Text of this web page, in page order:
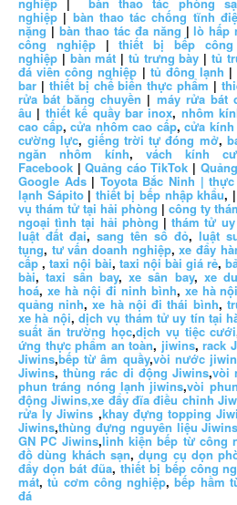
nghiệp | bàn thao tác chống tĩnh
nặng| bàn thao tác đa năng|lò hấp
công nghiệp|thiết bị bếp công
nghiệp |bàn mát | tủ trưng bày | tủ
đá viên công nghiệp | tủ đông lạnh |
bar | thiết bị chế biến thực phẩm |
rửa bát băng chuyền | máy rửa bát
âu | thiết kế quầy bar inox, nhôm
cao cấp, cửa nhôm cao cấp, cửa
cường lực, giếng trời tự đóng mở,
ngăn nhôm kính, vách kính
Facebook |Quảng cáo TikTok |
Google Ads| Toyota Bắc Ninh |
lạnh Sápito |thiết bị bếp nhập khẩu,
vụ thám tử tại hải phòng | công ty
ngoại tình tại hải phòng |thám tử
luật đất đai, sang tên sổ đỏ, luật
tụng, tư vấn doanh nghiệp,xe đẩy
cấp, taxi nội bài, taxi nội bài giá rẻ,
bài,taxi sân bay,xe sân bay,xe
hoá, xe hà nội đi ninh bình, xe hà
quảng ninh,xe hà nội đi thái bình,
xe hà nội,dịch vụ thám tử uy tín tại
suất ăn trường học,dịch vụ tiệc cưới
ứng thực phẩm an toàn, jiwins, rack
Jiwins,bếp từ âm quầy,vòi nước
Jiwins,thùng rác di động Jiwins,vòi
phun tráng nóng lạnh jiwins,vòi
động Jiwins,xe đẩy đĩa điều chỉnh
rửa ly Jiwins ,khay đựng topping
Jiwins,thùng đựng nguyên liệu
GN PC Jiwins,linh kiện bếp từ công
đồ dùng khách sạn,dụng cụ dọn
đẩy dọn bát đũa,thiết bị bếp công
mát,tủ cơm công nghiệp,bếp hầm
đá